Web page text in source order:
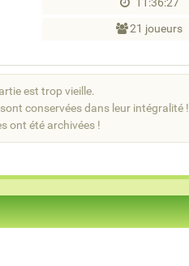
11:36:27
21 joueurs
est trop vieille.
conservées dans leur intégralité !
ont été archivées !